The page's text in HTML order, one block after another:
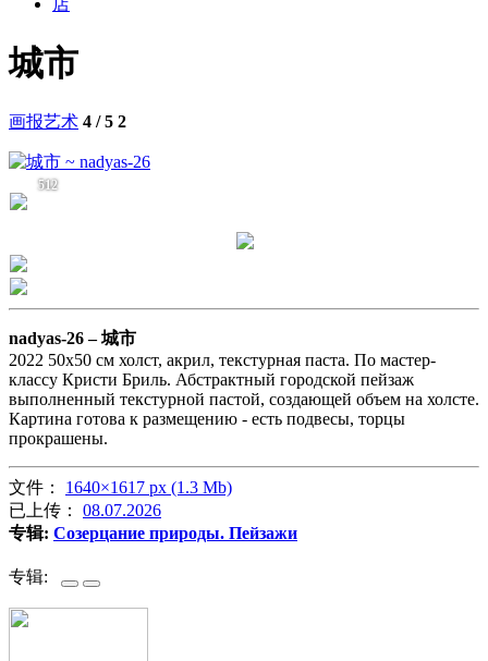
店
城市
画报艺术 4 / 5 2
512
nadyas-26 –城市
2022 50х50 см холст, акрил, текстурная паста. По мастер-
классу Кристи Бриль. Абстрактный городской пейзаж
выполненный текстурной пастой, создающей объем на холсте.
Картина готова к размещению - есть подвесы, торцы
прокрашены.
文件： 1640×1617 px (1.3 Mb)
已上传： 08.07.2026
专辑: Созерцание природы. Пейзажи
专辑: